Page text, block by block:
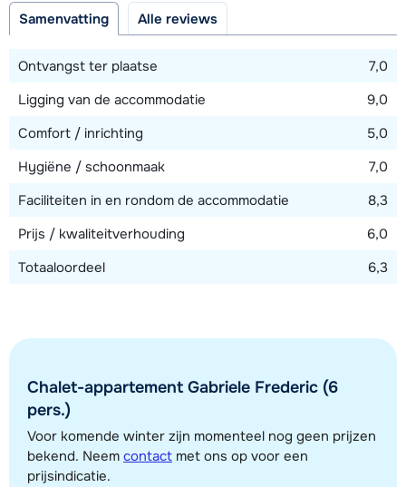
Afstand tot skilift
200 meter
Afstand tot skibushalte
50 meter
Bekijk kaart
Samenvatting Alle reviews
Ontvangst ter plaatse
7,0
Ligging van de accommodatie
9,0
Comfort / inrichting
5,0
Hygiëne / schoonmaak
7,0
Faciliteiten in en rondom de accommodatie
8,3
Prijs / kwaliteitverhouding
6,0
Totaaloordeel
6,3
Chalet-appartement Gabriele Frederic (6
pers.)
Voor komende winter zijn momenteel nog geen prijzen
bekend. Neem contact met ons op voor een
prijsindicatie.